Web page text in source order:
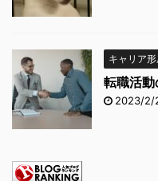
キャリア
転職活
2023/2/